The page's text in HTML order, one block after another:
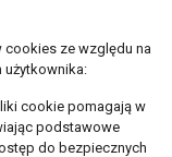
cookies ze względu na
użytkownika:
cookie pomagają w
podstawowe
do bezpiecznych